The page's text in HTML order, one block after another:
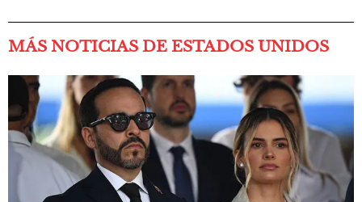
MÁS NOTICIAS DE ESTADOS UNIDOS